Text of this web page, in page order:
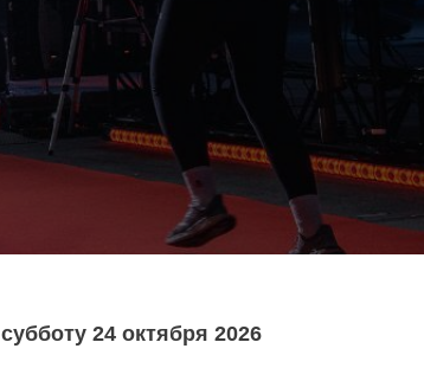
субботу 24 октября 2026